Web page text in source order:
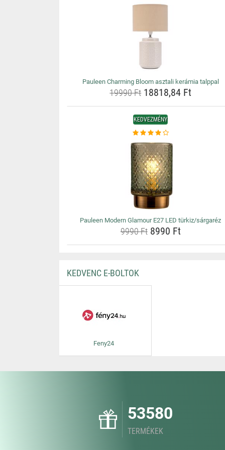
Pauleen Charming Bloom asztali kerámia talppal
19990 Ft18818,84 Ft
KEDVEZMÉNY
Pauleen Modern Glamour E27 LED türkiz/sárgaréz
9990 Ft8990 Ft
KEDVENC E-BOLTOK
Feny24
53580
TERMÉKEK